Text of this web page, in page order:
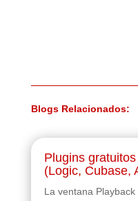
Blogs Relacionados:
Plugins
(Logic, Cubase,
La ventana